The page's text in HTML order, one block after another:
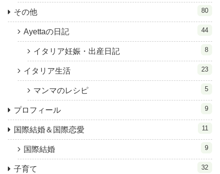
その他 80
Ayettaの日記 44
イタリア妊娠・出産日記 8
イタリア生活 23
マンマのレシピ 5
プロフィール 9
国際結婚＆国際恋愛 11
国際結婚 9
子育て 32